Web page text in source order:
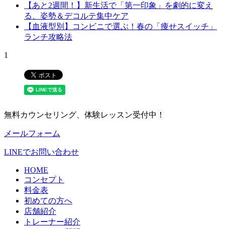
【あと2週間！】新生活で「第一印象」を劇的に変え
る、姿勢＆デコルテ集中ケア
【血液型別】コンビニで選ぶ！春の「痩せスイッチ」
ランチ攻略法
1
無料カウンセリング、体験レッスン受付中！
メールフォーム
LINEでお問い合わせ
HOME
コンセプト
料金表
初めての方へ
店舗紹介
トレーナー紹介